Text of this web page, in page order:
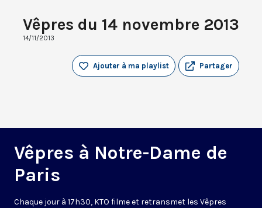
Vêpres du 14 novembre 2013
14/11/2013
Partager
Ajouter à ma playlist
Vêpres à Notre-Dame de
Paris
Chaque jour à 17h30, KTO filme et retransmet les Vêpres